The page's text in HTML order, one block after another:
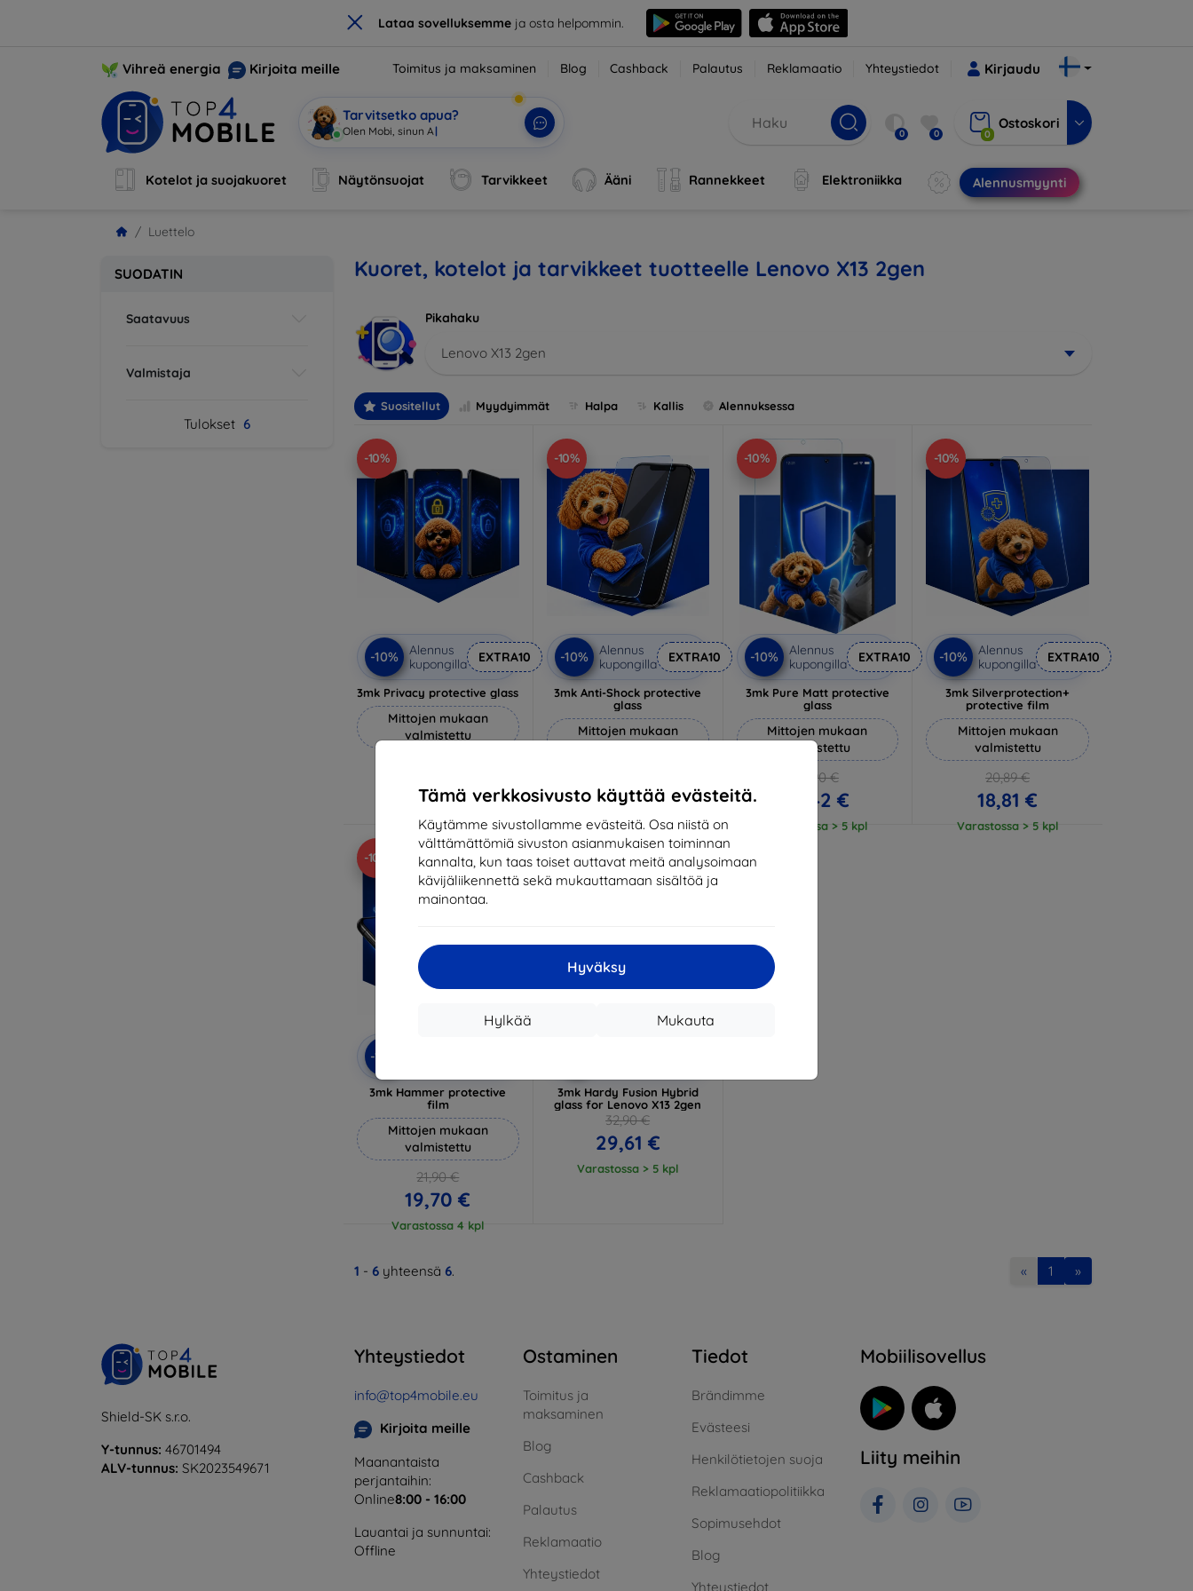
× Lataa sovelluksemmeja osta helpommin.
Tämä verkkosivusto käyttää evästeitä.
Käytämme sivustollamme evästeitä. Osa niistä on
välttämättömiä sivuston asianmukaisen toiminnan
kannalta, kun taas toiset auttavat meitä analysoimaan
kävijäliikennettä sekä mukauttamaan sisältöä ja
mainontaa.
Hyväksy
Mukauta
Hylkää
Vihreä energia Kirjoita meille Toimitus ja maksaminen Blog Cashback Palautus Reklamaatio Yhteystiedot Kirjaudu
Tarvitsetko apua?
Olen Mobi, sinun AI-avust 0 0 0
Ostoskori
Kotelot ja suojakuoret Näytönsuojat Tarvikkeet Ääni Rannekkeet Elektroniikka Alennusmyynti
Luettelo
SUODATIN
Saatavuus
Valmistaja
Tulokset 6
Kuoret, kotelot ja tarvikkeet tuotteelle Lenovo X13 2gen
Pikahaku
Lenovo X13 2gen
Suositellut Myydyimmät Halpa Kallis Alennuksessa
-10%
-10%
Alennus
kupongilla
EXTRA10
3mk Privacy protective glass
Mittojen mukaan
valmistettu
20,61 €
-10%
-10%
Alennus
kupongilla
EXTRA10
3mk Anti-Shock protective
glass
Mittojen mukaan
17,01 €
Varastossa > 5 kpl
-10%
-10%
Alennus
kupongilla
EXTRA10
3mk Pure Matt protective
glass
Mittojen mukaan
valmistettu
14,90 €
13,42 €
Varastossa > 5 kpl
-10%
-10%
Alennus
kupongilla
EXTRA10
3mk Silverprotection+
protective film
Mittojen mukaan
valmistettu
20,89 €
18,81 €
Varastossa > 5 kpl
-10%
-10%
3mk Hammer protective
film
Mittojen mukaan
valmistettu
21,90 €
19,70 €
Varastossa 4 kpl
-10%
3mk Hardy Fusion Hybrid
glass for Lenovo X13 2gen
32,90 €
29,61 €
Varastossa > 5 kpl
1 - 6 yhteensä 6. « 1 »
Shield-SK s.r.o.
Y-tunnus: 46701494
ALV-tunnus: SK2023549671
Yhteystiedot
info@top4mobile.eu
Kirjoita meille
Maanantaista
perjantaihin:
Online8:00 - 16:00
Lauantai ja sunnuntai:
Offline
Ostaminen
Toimitus ja
maksaminen
Blog
Cashback
Palautus
Reklamaatio
Yhteystiedot
Tiedot
Brändimme
Evästeesi
Henkilötietojen suoja
Reklamaatiopolitiikka
Sopimusehdot
Blog
Yhteystiedot
Mobiilisovellus
Liity meihin